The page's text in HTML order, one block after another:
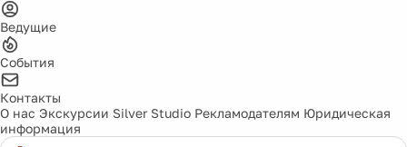
Ведущие
События
Контакты
О нас Экскурсии Silver Studio Рекламодателям Юридическая
информация